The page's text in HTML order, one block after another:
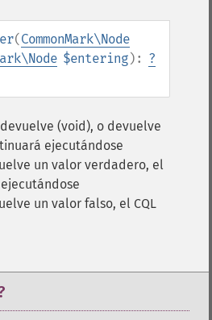
(CommonMark\Node
$entering): ?
(void), o devuelve
ejecutándose
un valor verdadero, el
un valor falso, el CQL